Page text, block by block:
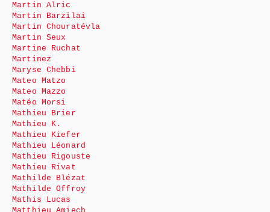
Martin Alric
Martin Barzilai
Martin Chouratévla
Martin Seux
Martine Ruchat
Martinez
Maryse Chebbi
Mateo Matzo
Mateo Mazzo
Matéo Morsi
Mathieu Brier
Mathieu K.
Mathieu Kiefer
Mathieu Léonard
Mathieu Rigouste
Mathieu Rivat
Mathilde Blézat
Mathilde Offroy
Mathis Lucas